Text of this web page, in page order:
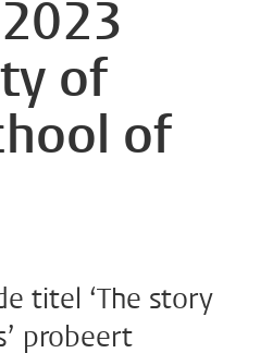
of
of
titel ‘The story
probeert